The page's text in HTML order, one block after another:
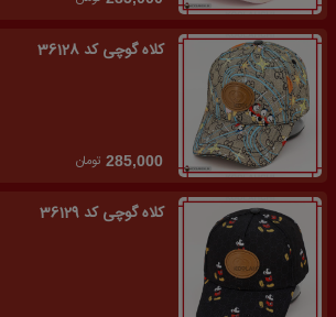
کلاه گوچی کد 36128
285,000 تومان
کلاه گوچی کد 36129